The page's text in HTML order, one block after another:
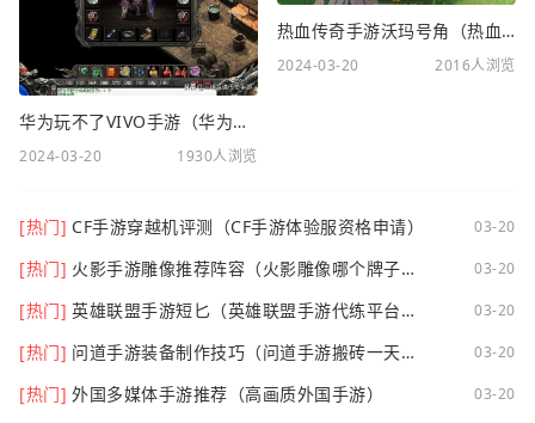
华为玩不了VIVO手游（华为玩不了VIVO手游怎么办）
2024-03-20 1930人浏览
热血传奇手游沃玛号角（热血传奇沃玛装备隐藏属性）
2024-03-20 2016人浏览
[热门] CF手游穿越机评测（CF手游体验服资格申请） 03-20
[热门] 火影手游雕像推荐阵容（火影雕像哪个牌子
03-20
[热门] 英雄联盟手游短匕（英雄联盟手游代练平台哪
03-20
[热门] 问道手游装备制作技巧（问道手游搬砖一天可
03-20
[热门] 外国多媒体手游推荐（高画质外国手游） 03-20